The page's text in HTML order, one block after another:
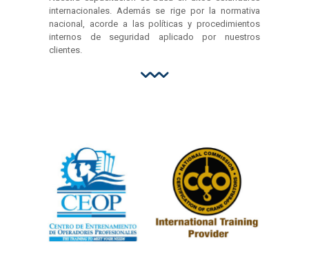
internacionales. Además se rige por la normativa
nacional, acorde a las políticas y procedimientos
internos de seguridad aplicado por nuestros
clientes.